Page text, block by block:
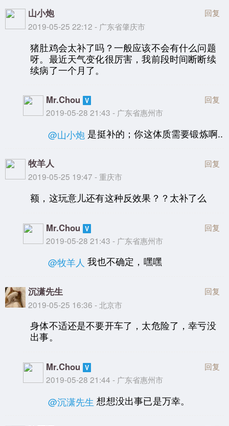
山小炮
2019-05-25 22:12 - 广东省肇庆市
回复
猪肚鸡会太补了吗？一般应该不会有什么问题
呀。最近天气变化很厉害，我前段时间断断续
续病了一个月了。
Mr.Chou
2019-05-28 21:43 - 广东省惠州市
回复
@山小炮 是挺补的；你这体质需要锻炼啊..
牧羊人
2019-05-25 19:47 - 重庆市
回复
额，这玩意儿还有这种反效果？？太补了么
Mr.Chou
2019-05-28 21:43 - 广东省惠州市
回复
@牧羊人 我也不确定，嘿嘿
沉潇先生
2019-05-25 16:36 - 北京市
回复
身体不适还是不要开车了，太危险了，幸亏没
出事。
Mr.Chou
2019-05-28 21:44 - 广东省惠州市
回复
@沉潇先生 想想没出事已是万幸。